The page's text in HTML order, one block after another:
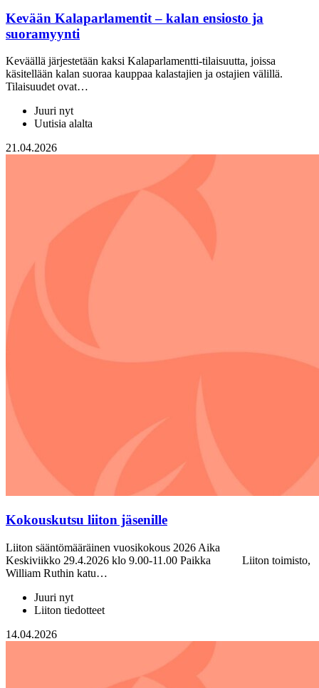
Kevään Kalaparlamentit – kalan ensiosto ja
suoramyynti
Keväällä järjestetään kaksi Kalaparlamentti-tilaisuutta, joissa
käsitellään kalan suoraa kauppaa kalastajien ja ostajien välillä.
Tilaisuudet ovat…
Juuri nyt
Uutisia alalta
21.04.2026
Kokouskutsu liiton jäsenille
Liiton sääntömääräinen vuosikokous 2026 Aika
Keskiviikko 29.4.2026 klo 9.00-11.00 Paikka Liiton toimisto,
William Ruthin katu…
Juuri nyt
Liiton tiedotteet
14.04.2026